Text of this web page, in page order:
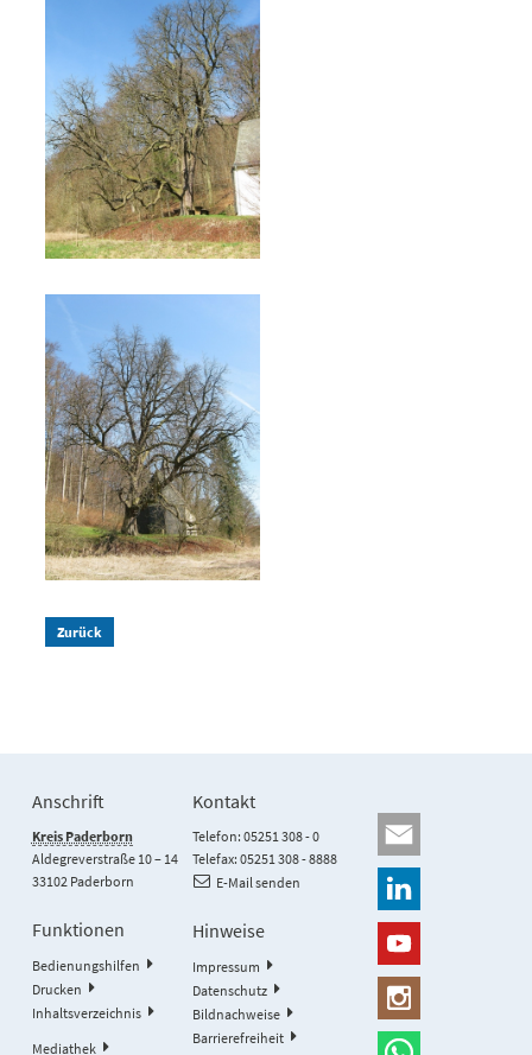
Zurück
Anschrift
Kreis Paderborn
Aldegreverstraße 10 – 14
33102 Paderborn
Kontakt
Telefon: 05251 308 - 0
Telefax: 05251 308 - 8888
E-Mail senden
Funktionen
Bedienungshilfen
Drucken
Inhaltsverzeichnis
Mediathek
Hinweise
Impressum
Datenschutz
Bildnachweise
Barrierefreiheit